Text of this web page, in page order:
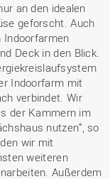
an den idealen
geforscht. Auch
Indoorfarmen
Deck in den Blick.
Indoorfarm mit
verbindet. Wir
der Kammern im
nutzen“, so
wir mit
weiteren
Außerdem